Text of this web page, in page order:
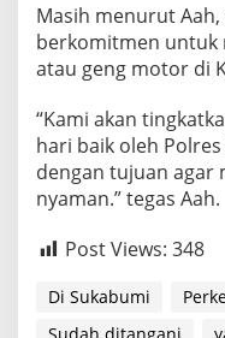
Masih menurut
berkomitmen untuk
atau geng motor di
“Kami akan
hari baik oleh
dengan tujuan agar
nyaman.” tegas Aah.
Post Views: 348
Di Sukabumi
Sudah ditangani